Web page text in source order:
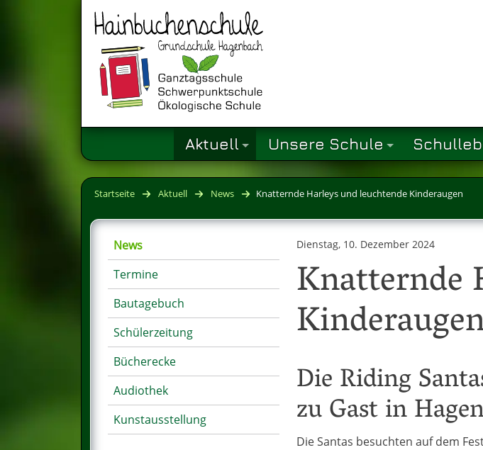
Aktuell Unsere Schule
Startseite Aktuell News Knatternde Harleys und leuchtende Kinderaugen
News
Termine
Bautagebuch
Schülerzeitung
Bücherecke
Audiothek
Kunstausstellung
Dienstag, 10. Dezember 2024
Knatternde
Die Riding
zu Gast in
Die Santas besuchten auf dem